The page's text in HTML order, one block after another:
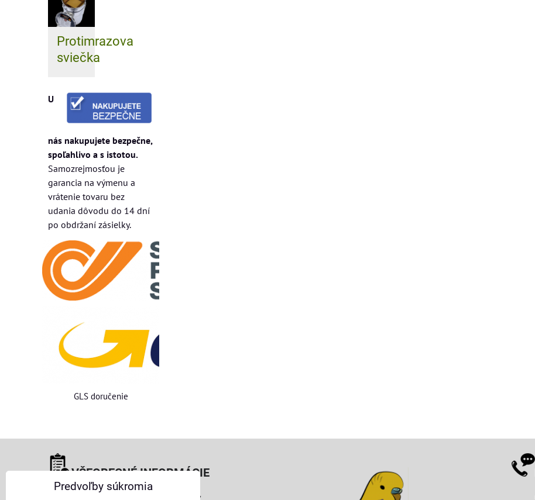
Protimrazova
sviečka
U
nás nakupujete bezpečne,
spoľahlivo a s istotou.
Samozrejmosťou je
garancia na výmenu a
vrátenie tovaru bez
udania dôvodu do 14 dní
po obdržaní zásielky.
GLS doručenie
VŠEOBECNÉ INFORMÁCIE
Obchodné podmienky pre osoby
Predvoľby súkromia